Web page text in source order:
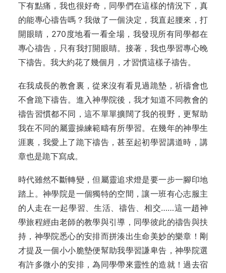
下有點痛，我也很好奇，同學們在這樣的情況下，真
的能專心禱告嗎？我做了一個決定，我直起腰來，打
開眼睛，270度地看一看全場，我發現所有同學都在
專心禱告，只有我打開眼睛。接著，我也學習專心晚
下禱告。我大約花了幾個月，才習慣這樣子禱告。
在我成長的教會裏，從來沒有看見過跪墊，祈禱會也
不會跪下禱告。進入神學院後，我才知道不同教會的
禱告習慣都不同，這不單單擴闊了我的視野，更幫助
我在不同的屬靈操練範疇有所學習。在幾年的神學生
涯裏，我愛上了跪下禱告，甚至起初學習講道時，講
章也是跪下寫成。
時代雖然不斷轉變，但屬靈追求燈是要一步一腳印地
踏上。神學院是一個獨特的空間，讓一班有心志服主
的人走在一起學習、生活、禱告、相交……這一趙神
學旅程經由老師的教學與引導，同學彼此的禱告與扶
持，神學院悉心的安排而拼湊出生命美妙的樂章！剛
才提及一個小小脆墊便幫助我學習謙卑告，神學院選
有許多微小的安排，為同學帶來靈性的造就！過去宿